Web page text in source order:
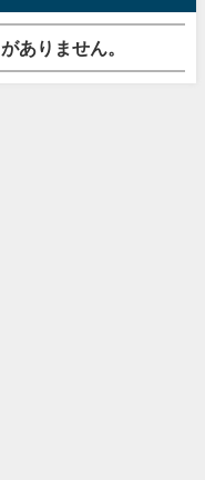
ありません。